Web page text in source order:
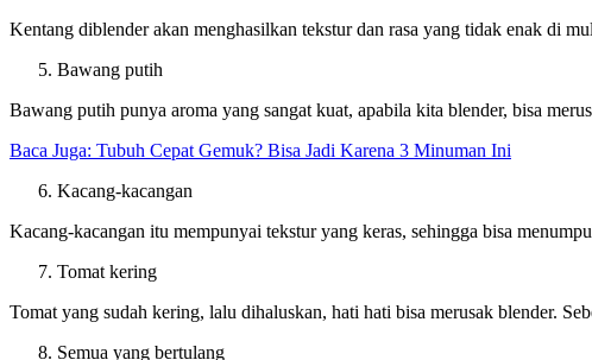
Kentang diblender akan menghasilkan tekstur dan rasa yang tidak enak di
Bawang putih
Bawang putih punya aroma yang sangat kuat, apabila kita blender, bisa
Baca Juga: Tubuh Cepat Gemuk? Bisa Jadi Karena 3 Minuman Ini
Kacang-kacangan
Kacang-kacangan itu mempunyai tekstur yang keras, sehingga bisa
Tomat kering
Tomat yang sudah kering, lalu dihaluskan, hati hati bisa merusak blender.
Semua yang bertulang